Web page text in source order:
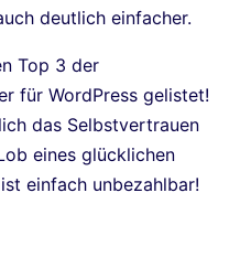
deutlich einfacher.
Top 3 der
für WordPress gelistet!
das Selbstvertrauen
eines glücklichen
einfach unbezahlbar!